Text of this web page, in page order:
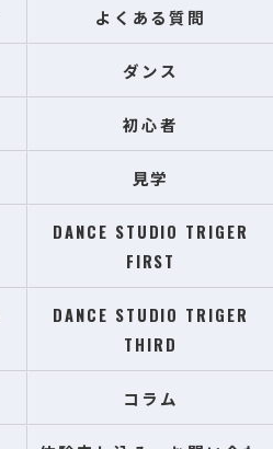
よくある質問
ダンス
初心者
見学
DANCE STUDIO TRIGER
FIRST
DANCE STUDIO TRIGER
THIRD
コラム